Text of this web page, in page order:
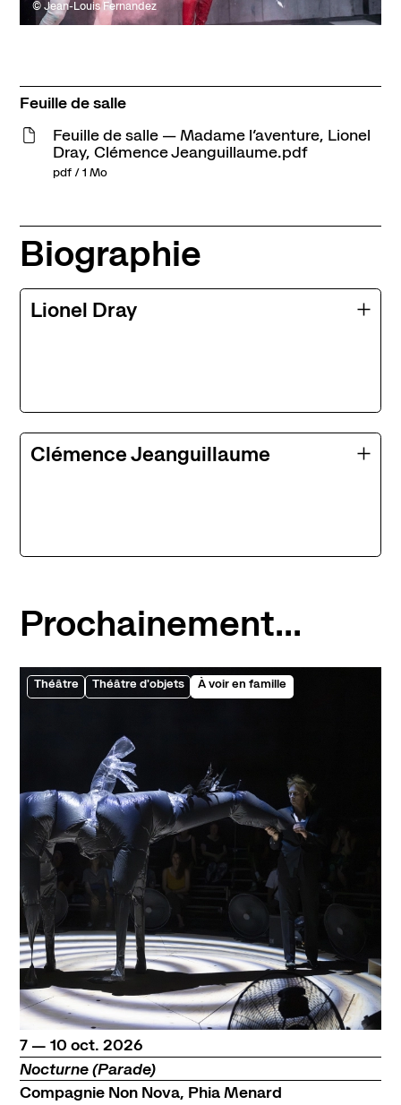
© Jean-Louis Fernandez
Feuille de salle
Feuille de salle — Madame l’aventure, Lionel
Dray, Clémence Jeanguillaume.pdf
pdf / 1 Mo
Biographie
Lionel Dray
Clémence Jeanguillaume
Prochainement...
Théâtre Théâtre d'objets À voir en famille
du
7 — au
10 octobre
oct. 2026
Nocturne (Parade)
Compagnie Non Nova, Phia Menard